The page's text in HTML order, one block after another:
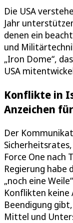
Die USA
Jahr
denen ein
und
„Iron Dome“,
USA
Konflikte in
Anzeichen
Der
Force One nach
Regierung habe
„noch eine
Konflikten keine
Beendigung
Mittel und